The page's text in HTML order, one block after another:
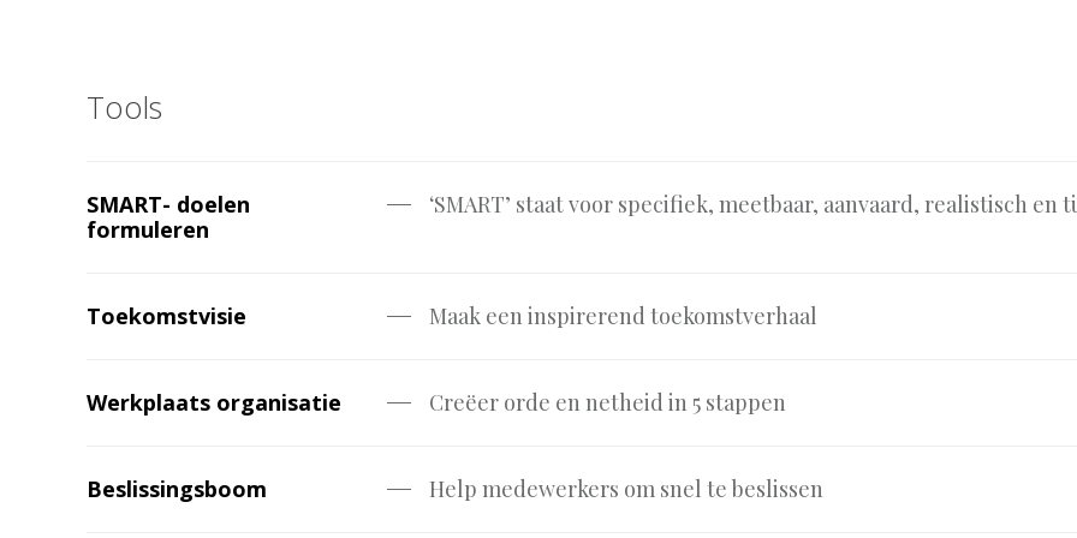
Tools
SMART- doelen
formuleren
‘SMART’ staat voor specifiek, meetbaar, aanvaard, realistisch en
Toekomstvisie Maak een inspirerend toekomstverhaal
Werkplaats organisatie Creëer orde en netheid in 5 stappen
Beslissingsboom Help medewerkers om snel te beslissen